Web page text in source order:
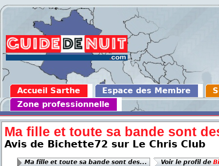
Accueil Sarthe Espace des Membre
Zone professionnelle
Ma fille et toute sa bande sont
Avis de Bichette72 sur Le Chris Club
Ma fille et toute sa bande sont des... Voir le profil de